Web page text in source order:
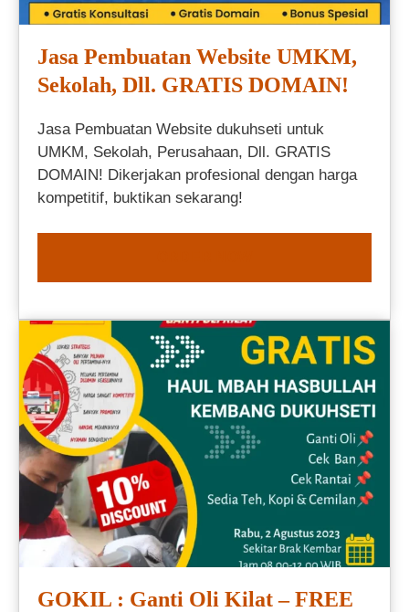
Jasa Pembuatan Website UMKM,
Sekolah, Dll. GRATIS DOMAIN!
Jasa Pembuatan Website dukuhseti untuk
UMKM, Sekolah, Perusahaan, Dll. GRATIS
DOMAIN! Dikerjakan profesional dengan harga
kompetitif, buktikan sekarang!
GOKIL : Ganti Oli Kilat – FREE